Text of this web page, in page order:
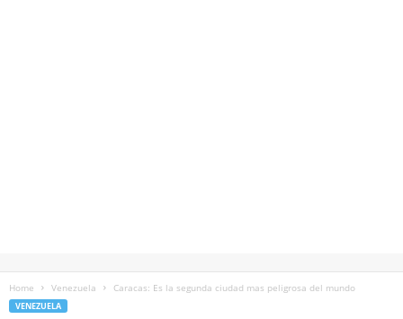
Home Venezuela Caracas: Es la segunda ciudad mas peligrosa del mundo
VENEZUELA